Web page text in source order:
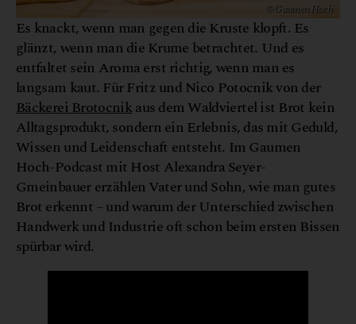
© Gaumen Hoch
Es knackt, wenn man gegen die Kruste klopft. Es
glänzt, wenn man die Krume betrachtet. Und es
entfaltet sein Aroma erst richtig, wenn man es
langsam kaut. Für Fritz und Nico Potocnik von der
Bäckerei Brotocnikaus dem Waldviertel ist Brot kein
Alltagsprodukt, sondern ein Erlebnis, das mit Geduld,
Wissen und Leidenschaft entsteht. Im Gaumen
Hoch-Podcast mit Host Alexandra Seyer-
Gmeinbauer erzählen Vater und Sohn, wie man gutes
Brot erkennt – und warum der Unterschied zwischen
Handwerk und Industrie oft schon beim ersten Bissen
spürbar wird.